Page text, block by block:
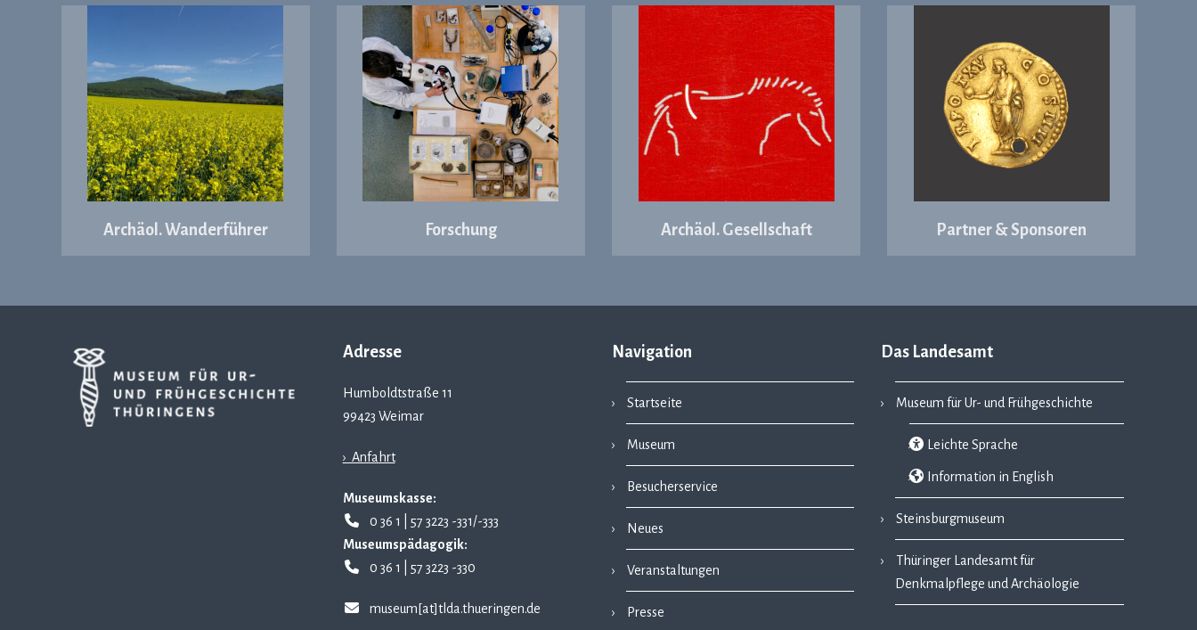
Archäol. Wanderführer Forschung Archäol. Gesellschaft Partner & Sponsoren
Adresse
Humboldtstraße 11
99423 Weimar
› Anfahrt
Museumskasse:
0 36 1 | 57 3223 -331/-333
Museumspädagogik:
0 36 1 | 57 3223 -330
museum[at]tlda.thueringen.de
Navigation
Startseite
Museum
Besucherservice
Neues
Veranstaltungen
Presse
Das Landesamt
Museum für Ur- und Frühgeschichte
Leichte Sprache
Information in English
Steinsburgmuseum
Thüringer Landesamt für
Denkmalpflege und Archäologie